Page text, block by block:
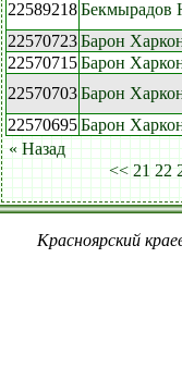
22589218Бекмырадов
22570723Барон
22570715Барон
22570703Барон
22570695Барон
« Назад
<< 21 22
Красноярский